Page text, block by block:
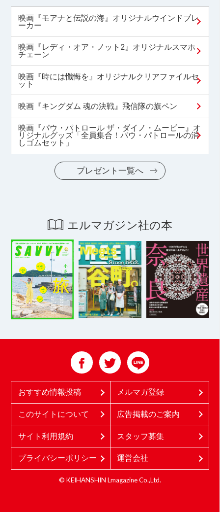
映画『モアナと伝説の海』オリジナルウインドブレ
ーカー
映画『レディ・オア・ノット2』オリジナルスマホ
チェーン
映画『時には懺悔を』オリジナルクリアファイルセ
ット
映画『キングダム 魂の決戦』飛信隊の旗ペン
映画『パウ・パトロール ザ・ダイノ・ムービー』オ
リジナルグッズ「全員集合！パウ・パトロールの消
しゴムセット」
プレゼント一覧へ
エルマガジン社の本
おすすめ情報投稿 メルマガ登録
このサイトについて 広告掲載のご案内
サイト利用規約 スタッフ募集
プライバシーポリシー 運営会社
© KEIHANSHIN Lmagazine Co.,Ltd.